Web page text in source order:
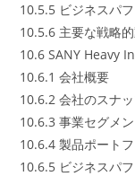
10.5.5 ビジネスパ
10.5.6 主要な戦略
10.6 SANY Heavy
10.6.1 会社概要
10.6.2 会社のスナ
10.6.3 事業セグメン
10.6.4 製品ポート
10.6.5 ビジネスパ